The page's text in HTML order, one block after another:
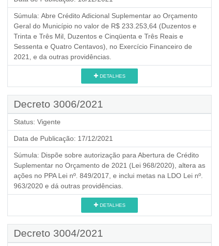
Súmula: Abre Crédito Adicional Suplementar ao Orçamento
Geral do Município no valor de R$ 233.253,64 (Duzentos e
Trinta e Três Mil, Duzentos e Cinqüenta e Três Reais e
Sessenta e Quatro Centavos), no Exercício Financeiro de
2021, e da outras providências.
DETALHES
Decreto 3006/2021
Status: Vigente
Data de Publicação: 17/12/2021
Súmula: Dispõe sobre autorização para Abertura de Crédito
Suplementar no Orçamento de 2021 (Lei 968/2020), altera as
ações no PPA Lei nº. 849/2017, e inclui metas na LDO Lei nº.
963/2020 e dá outras providências.
DETALHES
Decreto 3004/2021